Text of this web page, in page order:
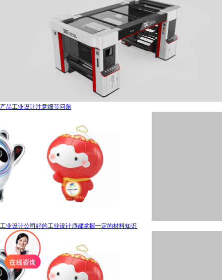
产品工业设计注意细节问题
工业设计公司好的工业设计师都掌握一定的材料知识